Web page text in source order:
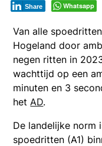
Whatsapp
Share
Van alle
Hogeland door
negen ritten in
wachttijd op een
minuten en 3
het AD.
De landelijke norm
spoedritten (A1)